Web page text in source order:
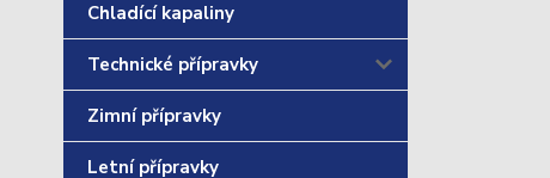
Chladící kapaliny
Technické přípravky
Zimní přípravky
Letní přípravky